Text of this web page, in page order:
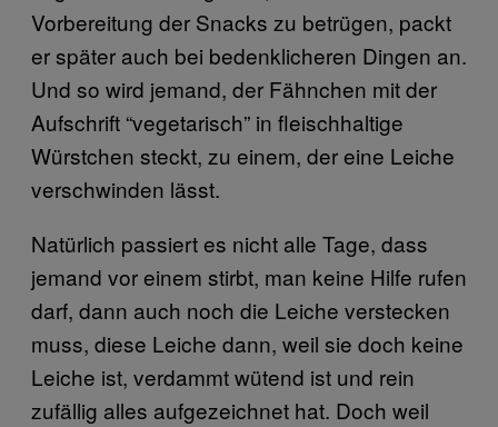
Vorbereitung der Snacks zu betrügen, packt
er später auch bei bedenklicheren Dingen an.
Und so wird jemand, der Fähnchen mit der
Aufschrift “vegetarisch” in fleischhaltige
Würstchen steckt, zu einem, der eine Leiche
verschwinden lässt.
Natürlich passiert es nicht alle Tage, dass
jemand vor einem stirbt, man keine Hilfe rufen
darf, dann auch noch die Leiche verstecken
muss, diese Leiche dann, weil sie doch keine
Leiche ist, verdammt wütend ist und rein
zufällig alles aufgezeichnet hat. Doch weil